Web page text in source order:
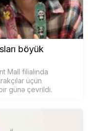
böyük
Mall filialında
üçün
günə çevrildi.